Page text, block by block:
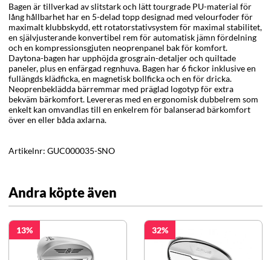
Bagen är tillverkad av slitstark och lätt tourgrade PU-material för
lång hållbarhet har en 5-delad topp designad med velourfoder för
maximalt klubbskydd, ett rotatorstativsystem för maximal stabilitet,
en självjusterande konvertibel rem för automatisk jämn fördelning
och en kompressionsgjuten neoprenpanel bak för komfort.
Daytona-bagen har upphöjda grosgrain-detaljer och quiltade
paneler, plus en enfärgad regnhuva. Bagen har6 fickor inklusive en
fullängds klädficka, en magnetisk bollficka och en för dricka.
Neoprenbeklädda bärremmar med präglad logotyp för extra
bekväm bärkomfort. Levereras med en ergonomisk dubbelrem som
enkelt kan omvandlas till en enkelrem för balanserad bärkomfort
över en eller båda axlarna.
Artikelnr: GUC000035-SNO
Andra köpte även
13 32